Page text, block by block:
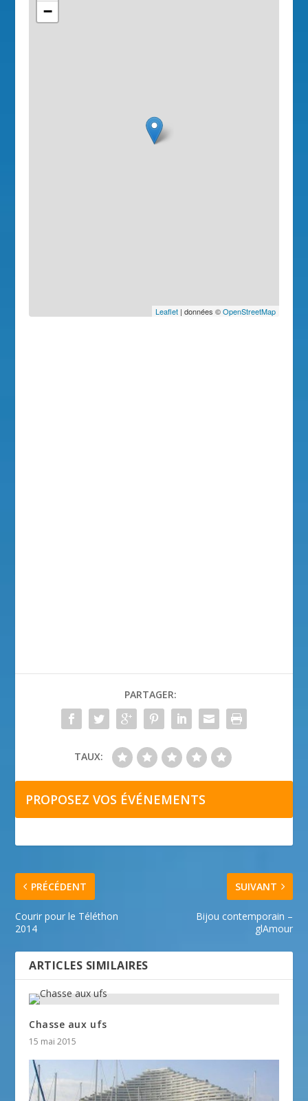
−
Leaflet| données ©OpenStreetMap
PARTAGER:
TAUX:
PROPOSEZ VOS ÉVÉNEMENTS
PRÉCÉDENT
Courir pour le Téléthon
2014
SUIVANT
Bijou contemporain –
glAmour
ARTICLES SIMILAIRES
Chasse aux ufs
15 mai 2015